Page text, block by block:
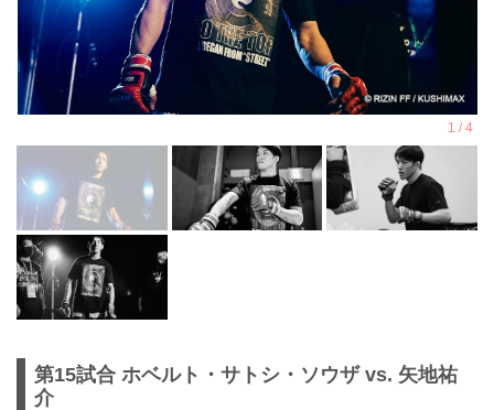
第15試合 ホベルト・サトシ・ソウザ vs. 矢地祐
介